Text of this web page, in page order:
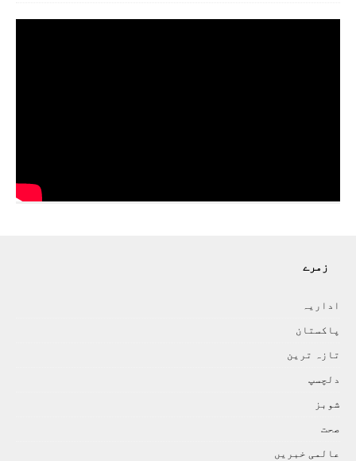
زمرے
اداريہ
پاکستان
تازہ ترين
دلچسپ
شوبز
صحت
عالمی خبريں